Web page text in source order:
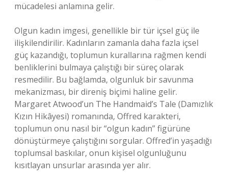
mücadelesi anlamına gelir.
Olgun kadın imgesi, genellikle bir tür içsel güç ile
ilişkilendirilir. Kadınların zamanla daha fazla içsel
güç kazandığı, toplumun kurallarına rağmen kendi
benliklerini bulmaya çalıştığı bir süreç olarak
resmedilir. Bu bağlamda, olgunluk bir savunma
mekanizması, bir direniş biçimi haline gelir.
Margaret Atwood’un The Handmaid’s Tale (Damızlık
Kızın Hikâyesi) romanında, Offred karakteri,
toplumun onu nasıl bir “olgun kadın” figürüne
dönüştürmeye çalıştığını sorgular. Offred’in yaşadığı
toplumsal baskılar, onun kişisel olgunluğunu
kısıtlayan unsurlar arasında yer alır.